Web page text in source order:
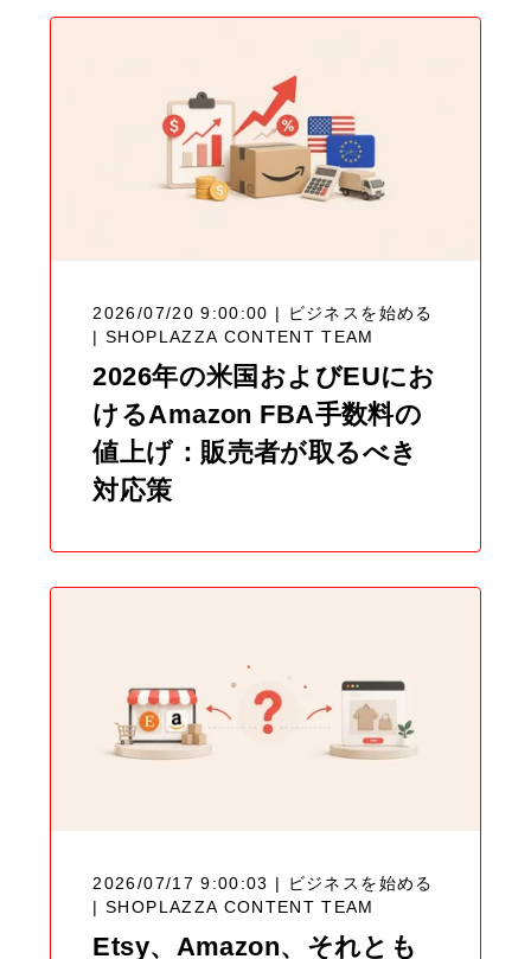
2026/07/20 9:00:00 | ビジネスを始める
|SHOPLAZZA CONTENT TEAM
2026年の米国およびEUにお
けるAmazon FBA手数料の
値上げ：販売者が取るべき
対応策
2026/07/17 9:00:03 | ビジネスを始める
|SHOPLAZZA CONTENT TEAM
Etsy、Amazon、それとも